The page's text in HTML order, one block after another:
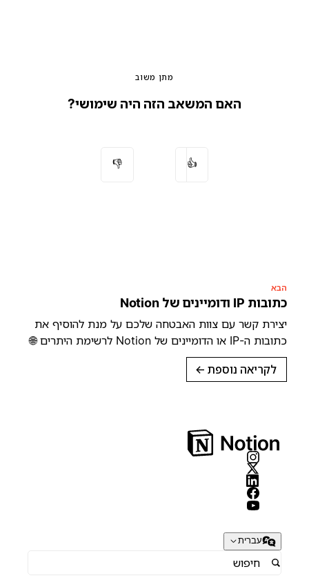
מתן משוב
האם המשאב הזה היה שימושי?
👍
👎
הבא
כתובות IP ודומיינים של Notion
יצירת קשר עם צוות האבטחה שלכם על מנת להוסיף את
כתובות ה-IP או הדומיינים של Notion לרשימת היתרים 🌐
לקריאה נוספת →
עברית